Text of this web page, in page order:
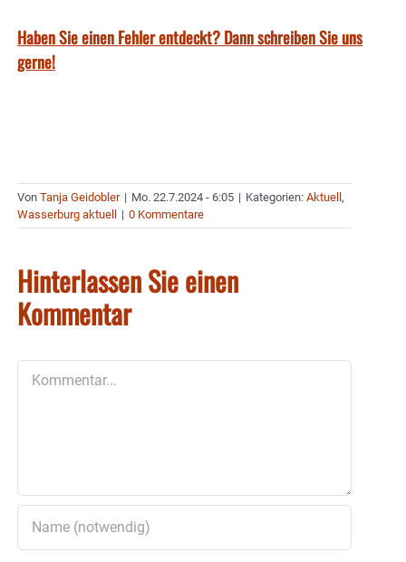
Haben Sie einen Fehler entdeckt? Dann schreiben Sie uns
gerne!
Von Tanja Geidobler | Mo. 22.7.2024 - 6:05 | Kategorien: Aktuell ,
Wasserburg aktuell
| 0 Kommentare
Hinterlassen Sie einen
Kommentar